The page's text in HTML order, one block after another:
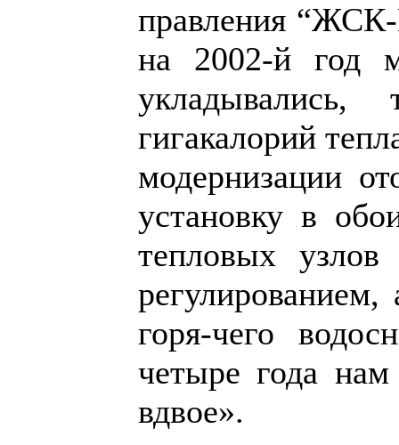
правления
на 2002-й год
гигакалорий
модернизации
установку в
тепловых
горя-чего
четыре года нам
вдвое».